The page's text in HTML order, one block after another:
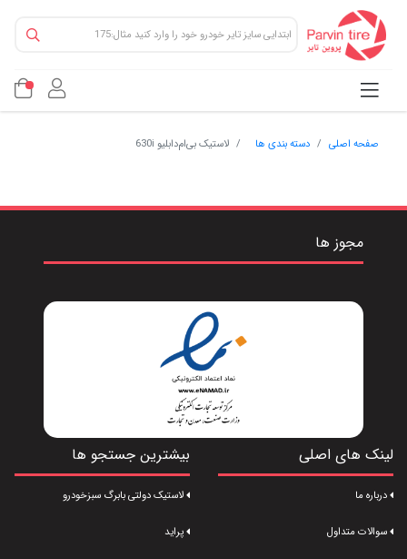
صفحه اصلی دسته بندی ها لاستیک بی‌ام‌دابلیو 630i
مجوز ها
لینک های اصلی
درباره ما
سوالات متداول
بیشترین جستجو ها
لاستیک دولتی بابرگ سبزخودرو
پراید